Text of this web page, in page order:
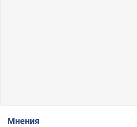
Мнения